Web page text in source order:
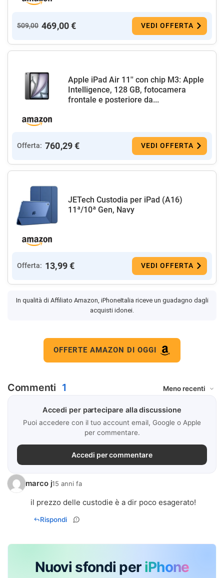
509,00 469,00 € VEDI OFFERTA
Apple iPad Air 11'' con chip M3: Apple
Intelligence, 128 GB, fotocamera
frontale e posteriore da...
Offerta: 760,29 € VEDI OFFERTA
JETech Custodia per iPad (A16)
11ª/10ª Gen, Navy
Offerta: 13,99 € VEDI OFFERTA
In qualità di Affiliato Amazon, iPhoneItalia riceve un guadagno dagli
acquisti idonei.
OFFERTE AMAZON DI OGGI
Commenti 1
Accedi per partecipare alla discussione
Puoi accedere con il tuo account email, Google o Apple
per commentare.
Accedi per commentare
marco j15 anni fa
il prezzo delle custodie è a dir poco esagerato!
Rispondi
Nuovi sfondi per iPhone